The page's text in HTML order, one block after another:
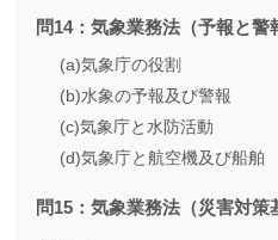
問14：気象業務法（予報と警
(a)気象庁の役割
(b)水象の予報及び警報
(c)気象庁と水防活動
(d)気象庁と航空機及び船舶
問15：気象業務法（災害対策